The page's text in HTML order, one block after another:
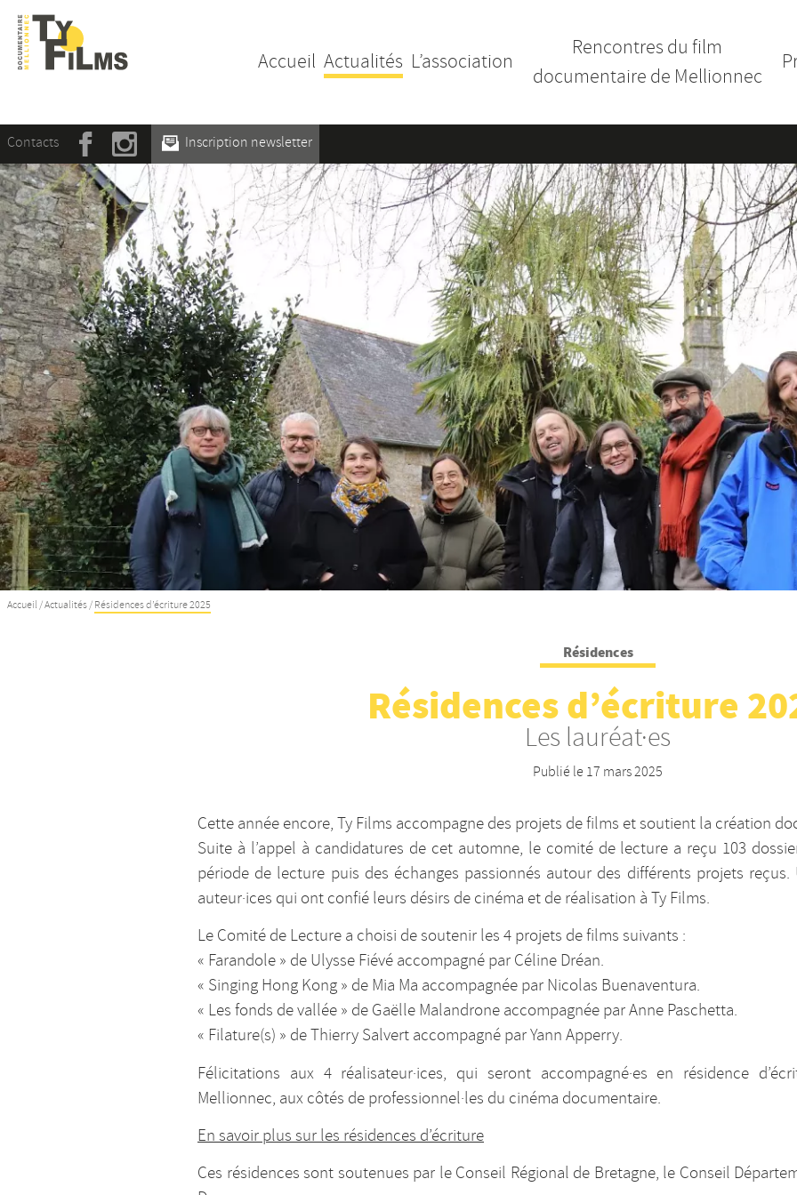
Accueil Actualités L’association
Rencontres du film
documentaire de Mellionnec
Contacts Inscription newsletter
Accueil /Actualités / Résidences d’écriture 2025
Résidences
Résidences d’écriture
Les lauréat·es
Publié le 17 mars 2025
Cette année encore, Ty Films accompagne des projets de films et soutient la création
Suite à l’appel à candidatures de cet automne, le comité de lecture a reçu 103
période de lecture puis des échanges passionnés autour des différents projets reçus.
auteur·ices qui ont confié leurs désirs de cinéma et de réalisation à Ty Films.
Le Comité de Lecture a choisi de soutenir les 4 projets de films suivants :
« Farandole » de Ulysse Fiévé accompagné par Céline Dréan.
« Singing Hong Kong » de Mia Ma accompagnée par Nicolas Buenaventura.
« Les fonds de vallée » de Gaëlle Malandrone accompagnée par Anne Paschetta.
« Filature(s) » de Thierry Salvert accompagné par Yann Apperry.
Félicitations aux 4 réalisateur·ices, qui seront accompagné·es en résidence
Mellionnec, aux côtés de professionnel·les du cinéma documentaire.
En savoir plus sur les résidences d’écriture
Ces résidences sont soutenues par le Conseil Régional de Bretagne, le Conseil